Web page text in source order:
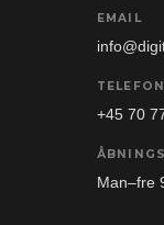
EMAIL
TELEFON
+45 70
Man–fre